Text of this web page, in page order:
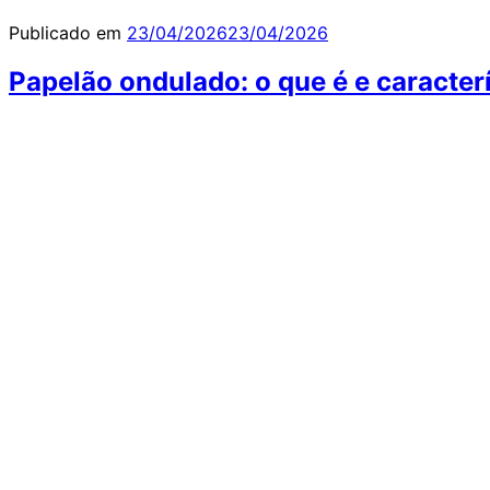
Publicado em 23/04/202623/04/2026
Papelão ondulado: o que é e